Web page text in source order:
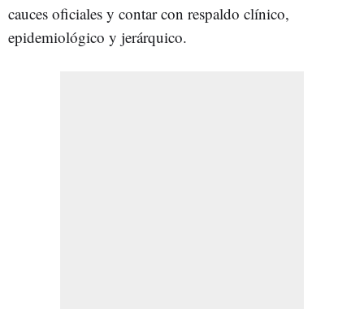
cauces oficiales y contar con respaldo clínico,
epidemiológico y jerárquico.